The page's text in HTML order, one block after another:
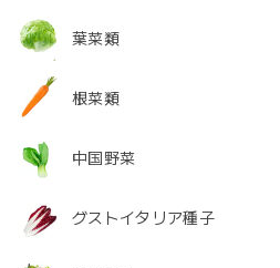
葉菜類
根菜類
中国野菜
グストイタリア種子